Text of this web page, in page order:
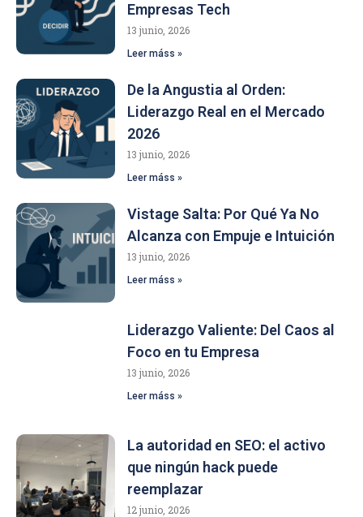
Empresas Tech
13 junio, 2026
Leer máss »
De la Angustia al Orden:
Liderazgo Real en el Mercado
2026
13 junio, 2026
Leer máss »
Vistage Salta: Por Qué Ya No
Alcanza con Empuje e Intuición
13 junio, 2026
Leer máss »
Liderazgo Valiente: Del Caos al
Foco en tu Empresa
13 junio, 2026
Leer máss »
La autoridad en SEO: el activo
que ningún hack puede
reemplazar
12 junio, 2026